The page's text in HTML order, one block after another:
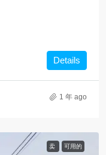
Details
1 年 ago
卖 可用的